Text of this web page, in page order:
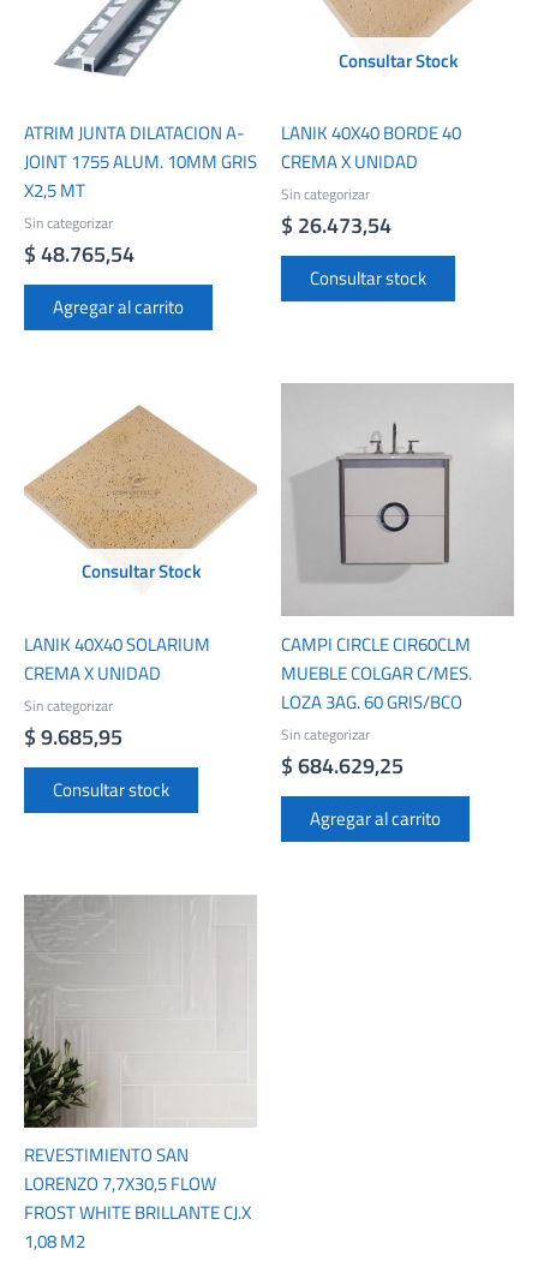
ATRIM JUNTA DILATACION A-
JOINT 1755 ALUM. 10MM GRIS
X2,5 MT
Sin categorizar
$48.765,54
Agregar al carrito
Consultar Stock
LANIK 40X40 BORDE 40
CREMA X UNIDAD
Sin categorizar
$ 26.473,54
Consultar stock
Consultar Stock
LANIK 40X40 SOLARIUM
CREMA X UNIDAD
Sin categorizar
$9.685,95
Consultar stock
CAMPI CIRCLE CIR60CLM
MUEBLE COLGAR C/MES.
LOZA 3AG. 60 GRIS/BCO
Sin categorizar
$684.629,25
Agregar al carrito
REVESTIMIENTO SAN
LORENZO 7,7X30,5 FLOW
FROST WHITE BRILLANTE CJ.X
1,08 M2